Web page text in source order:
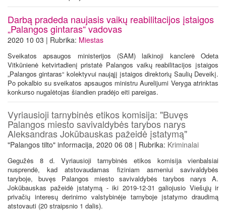
Darbą pradeda naujasis vaikų reabilitacijos įstaigos
„Palangos gintaras“ vadovas
2020 10 03 | Rubrika: Miestas
Sveikatos apsaugos ministerijos (SAM) laikinoji kanclerė Odeta
Vitkūnienė ketvirtadienį pristatė Palangos vaikų reabilitacijos įstaigos
„Palangos gintaras“ kolektyvui naująjį įstaigos direktorių Saulių Deveikį.
Po pokalbio su sveikatos apsaugos ministru Aurelijumi Veryga atrinktas
konkurso nugalėtojas šiandien pradėjo eiti pareigas.
Vyriausioji tarnybinės etikos komisija: "Buvęs
Palangos miesto savivaldybės tarybos narys
Aleksandras Jokūbauskas pažeidė įstatymą"
"Palangos tilto" informacija, 2020 06 08 | Rubrika: Kriminalai
Gegužės 8 d. Vyriausioji tarnybinės etikos komisija vienbalsiai
nusprendė, kad atstovaudamas fiziniam asmeniui savivaldybės
taryboje, buvęs Palangos miesto savivaldybės tarybos narys A.
Jokūbauskas pažeidė įstatymą - iki 2019-12-31 galiojusio Viešųjų ir
privačių interesų derinimo valstybinėje tarnyboje įstatymo draudimą
atstovauti (20 straipsnio 1 dalis).